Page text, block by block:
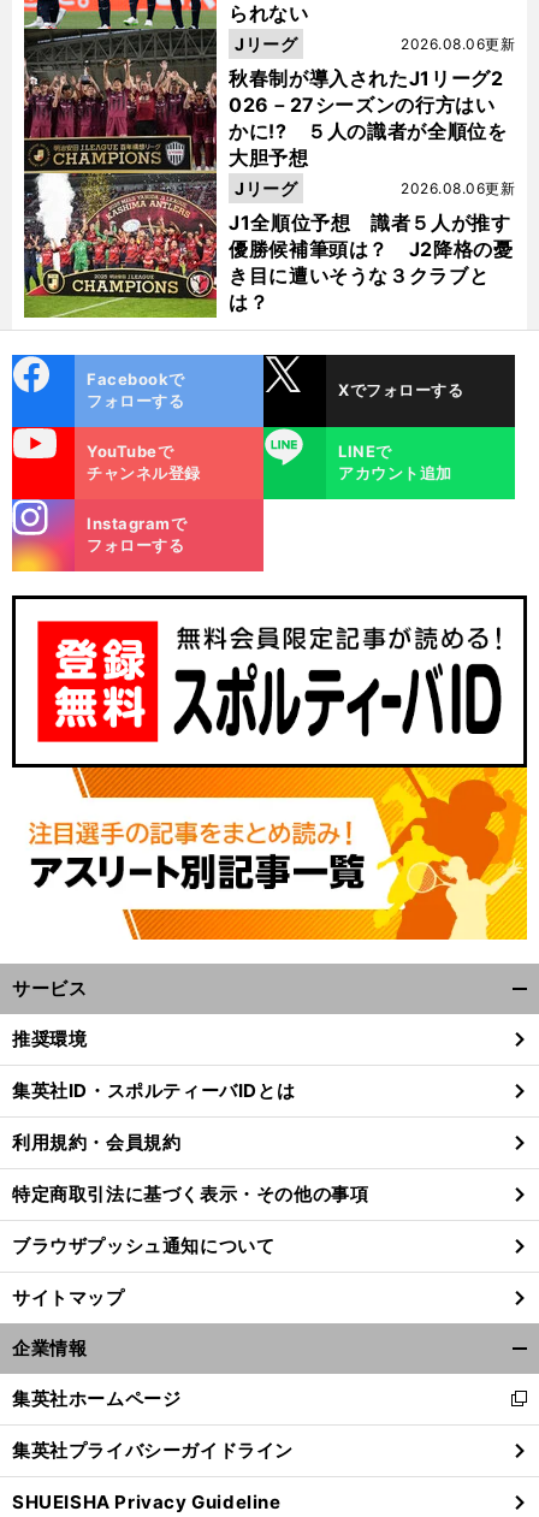
られない
秋春制が導入されたJ1リーグ2
026－27シーズンの行方はい
かに!? ５人の識者が全順位を
大胆予想
2026.08.06更新
Jリーグ
J1全順位予想 識者５人が推す
優勝候補筆頭は？ J2降格の憂
き目に遭いそうな３クラブと
は？
2026.08.06更新
Jリーグ
ok
Facebookで
フォローする
Xでフォローする
YouTubeで
チャンネル登録
LINE
LINEで
アカウント追加
m
Instagramで
フォローする
サービス
閉
る
推奨環境
集英社ID・スポルティーバIDとは
利用規約・会員規約
特定商取引法に基づく表示・その他の事項
ブラウザプッシュ通知について
サイトマップ
企業情報
閉
る
集英社ホームページ
新
し
い
ウ
ィ
集英社プライバシーガイドライン
SHUEISHA Privacy Guideline